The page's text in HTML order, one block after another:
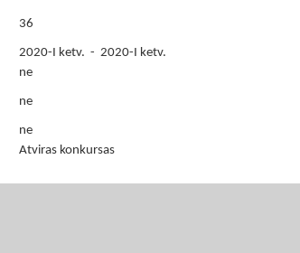
36
2020-I ketv. - 2020-I ketv.
ne
ne
ne
Atviras konkursas